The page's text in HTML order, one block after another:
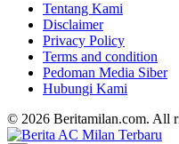
Tentang Kami
Disclaimer
Privacy Policy
Terms and condition
Pedoman Media Siber
Hubungi Kami
© 2026 Beritamilan.com. All